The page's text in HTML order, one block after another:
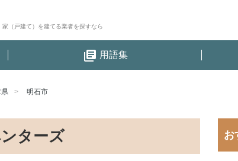
（戸建て）を建てる業者を探すなら
library_books 用語集
明石市
ターズ お